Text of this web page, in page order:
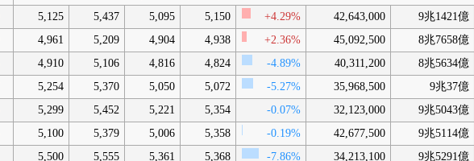
5,125 5,437 5,095 5,150 +4.29% 42,643,000 9兆1421億
4,961 5,209 4,904 4,938 +2.36% 45,092,500 8兆7658億
4,910 5,106 4,816 4,824 -4.89% 40,311,200 8兆5634億
5,254 5,370 5,050 5,072 -5.27% 35,968,500 9兆37億
5,299 5,452 5,221 5,354 -0.07% 32,123,000 9兆5043億
5,100 5,379 5,006 5,358 -0.19% 42,677,500 9兆5114億
5,500 5,555 5,361 5,368 -7.86% 34,213,100 9兆5291億